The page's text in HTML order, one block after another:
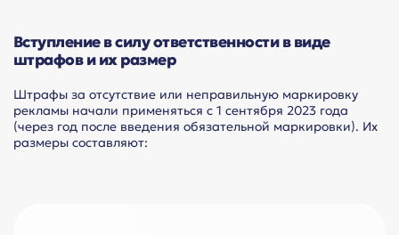
Вступление в силу ответственности в виде
штрафов и их размер
Штрафы за отсутствие или неправильную маркировку
рекламы начали применяться с 1 сентября 2023 года
(через год после введения обязательной маркировки). Их
размеры составляют: